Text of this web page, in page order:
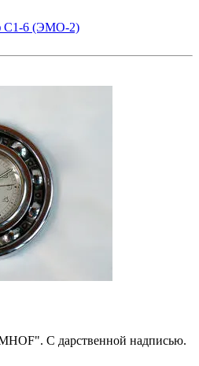
С1-6 (ЭМО-2)
С дарственной надписью.